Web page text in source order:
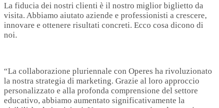
La fiducia dei nostri clienti è il nostro miglior biglietto da
visita. Abbiamo aiutato aziende e professionisti a crescere,
innovare e ottenere risultati concreti. Ecco cosa dicono di
noi.
“La collaborazione pluriennale con Operes ha rivoluzionato
la nostra strategia di marketing. Grazie al loro approccio
personalizzato e alla profonda comprensione del settore
educativo, abbiamo aumentato significativamente la